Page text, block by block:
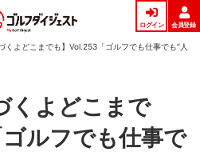
ログイン 会員登録
くよどこまでも】Vol.253「ゴルフでも仕事でも“人
くよどこまで
ルフでも仕事で